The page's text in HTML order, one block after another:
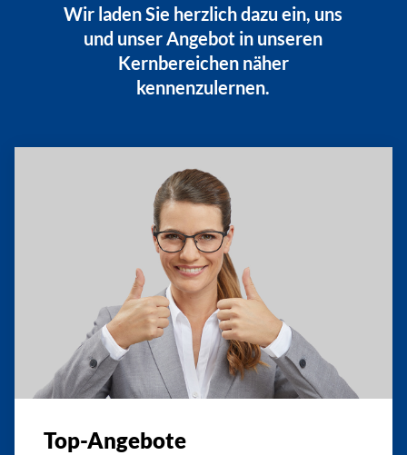
Wir laden Sie herzlich dazu ein, uns
und unser Angebot in unseren
Kernbereichen näher
kennenzulernen.
Top-Angebote